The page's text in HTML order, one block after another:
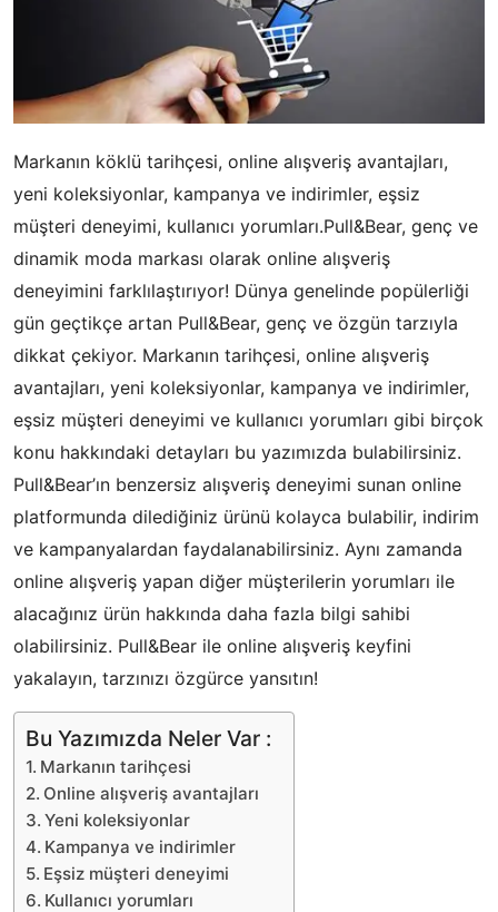
Markanın köklü tarihçesi, online alışveriş avantajları,
yeni koleksiyonlar, kampanya ve indirimler, eşsiz
müşteri deneyimi, kullanıcı yorumları.Pull&Bear, genç ve
dinamik moda markası olarak online alışveriş
deneyimini farklılaştırıyor! Dünya genelinde popülerliği
gün geçtikçe artan Pull&Bear, genç ve özgün tarzıyla
dikkat çekiyor. Markanın tarihçesi, online alışveriş
avantajları, yeni koleksiyonlar, kampanya ve indirimler,
eşsiz müşteri deneyimi ve kullanıcı yorumları gibi birçok
konu hakkındaki detayları bu yazımızda bulabilirsiniz.
Pull&Bear’ın benzersiz alışveriş deneyimi sunan online
platformunda dilediğiniz ürünü kolayca bulabilir, indirim
ve kampanyalardan faydalanabilirsiniz. Aynı zamanda
online alışveriş yapan diğer müşterilerin yorumları ile
alacağınız ürün hakkında daha fazla bilgi sahibi
olabilirsiniz. Pull&Bear ile online alışveriş keyfini
yakalayın, tarzınızı özgürce yansıtın!
Bu Yazımızda Neler Var :
Markanın tarihçesi
Online alışveriş avantajları
Yeni koleksiyonlar
Kampanya ve indirimler
Eşsiz müşteri deneyimi
Kullanıcı yorumları